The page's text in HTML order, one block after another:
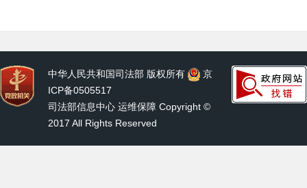
中华人民共和国司法部 版权所有
京
ICP备0505517
司法部信息中心 运维保障 Copyright ©
2017 All Rights Reserved